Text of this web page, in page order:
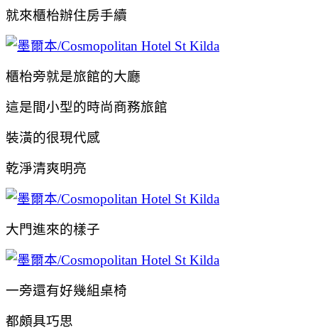
就來櫃枱辦住房手續
櫃枱旁就是旅館的大廳
這是間小型的時尚商務旅館
裝潢的很現代感
乾淨清爽明亮
大門進來的樣子
一旁還有好幾組桌椅
都頗具巧思